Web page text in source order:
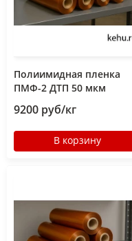
Полиимидная пленка
ПМФ-2 ДТП 50 мкм
9200 руб/кг
В корзину